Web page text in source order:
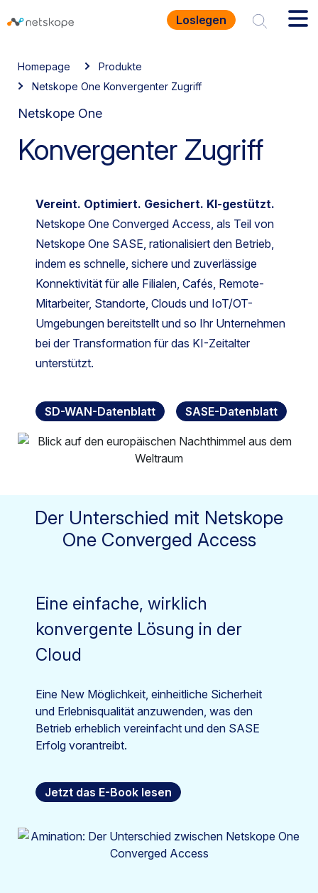
Loslegen
Homepage
Produkte
Netskope One Konvergenter Zugriff
Netskope One
Konvergenter Zugriff
Vereint. Optimiert. Gesichert. KI-gestützt.
Netskope One Converged Access, als Teil von
Netskope One SASE, rationalisiert den Betrieb,
indem es schnelle, sichere und zuverlässige
Konnektivität für alle Filialen, Cafés, Remote-
Mitarbeiter, Standorte, Clouds und IoT/OT-
Umgebungen bereitstellt und so Ihr Unternehmen
bei der Transformation für das KI-Zeitalter
unterstützt.
SD-WAN-Datenblatt SASE-Datenblatt
Der Unterschied mit Netskope
One Converged Access
Eine einfache, wirklich
konvergente Lösung in der
Cloud
Eine New Möglichkeit, einheitliche Sicherheit
und Erlebnisqualität anzuwenden, was den
Betrieb erheblich vereinfacht und den SASE
Erfolg vorantreibt.
Jetzt das E-Book lesen